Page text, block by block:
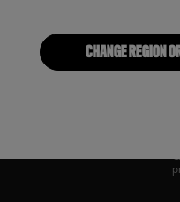
È
CHANGE REGION